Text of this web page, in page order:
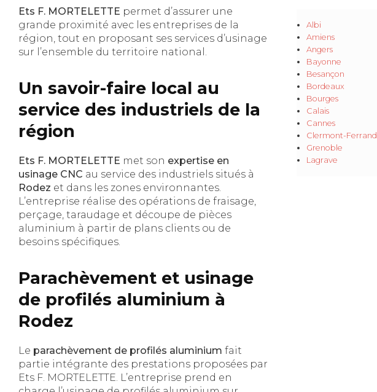
Ets F. MORTELETTE permet d’assurer une
grande proximité avec les entreprises de la
région, tout en proposant ses services d’usinage
sur l’ensemble du territoire national.
Un savoir-faire local au
service des industriels de la
région
Ets F. MORTELETTE met son expertise en
usinage CNC au service des industriels situés à
Rodez et dans les zones environnantes.
L’entreprise réalise des opérations de fraisage,
perçage, taraudage et découpe de pièces
aluminium à partir de plans clients ou de
besoins spécifiques.
Parachèvement et usinage
de profilés aluminium à
Rodez
Le parachèvement de profilés aluminium fait
partie intégrante des prestations proposées par
Ets F. MORTELETTE. L’entreprise prend en
Albi
Amiens
Angers
Bayonne
Besançon
Bordeaux
Bourges
Calais
Cannes
Clermont-Ferrand
Grenoble
Lagrave